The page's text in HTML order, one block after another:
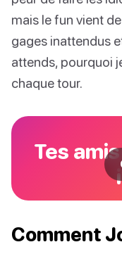
mais le fun vient
gages inattendus
attends, pourquoi
chaque tour.
Tes
Comment